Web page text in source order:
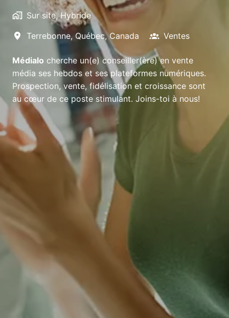
Sur site, Hybride
Terrebonne, Québec, Canada Ventes
Médialo cherche un(e) conseiller(ère) en vente
média ses hebdos et ses plateformes numériques.
Prospection, vente, fidélisation et croissance sont
au cœur de ce poste stimulant. Joins-toi à nous!